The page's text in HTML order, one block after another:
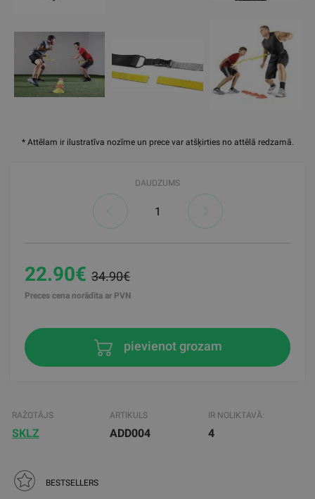
* Attēlam ir ilustratīva nozīme un prece var atšķirties no attēlā redzamā.
DAUDZUMS
22.90€ 34.90€
Preces cena norādīta ar PVN
pievienot grozam
RAŽOTĀJS
SKLZ
ARTIKULS
ADD004
IR NOLIKTAVĀ:
4
BESTSELLERS